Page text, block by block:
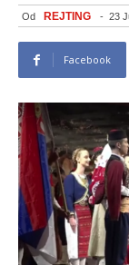
Od REJTING - 23
Facebook